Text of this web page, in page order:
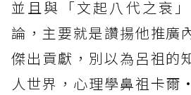
並且與「文起八代之衰
論，主要就是讚揚他推廣
傑出貢獻，別以為呂祖的
人世界，心理學鼻祖卡